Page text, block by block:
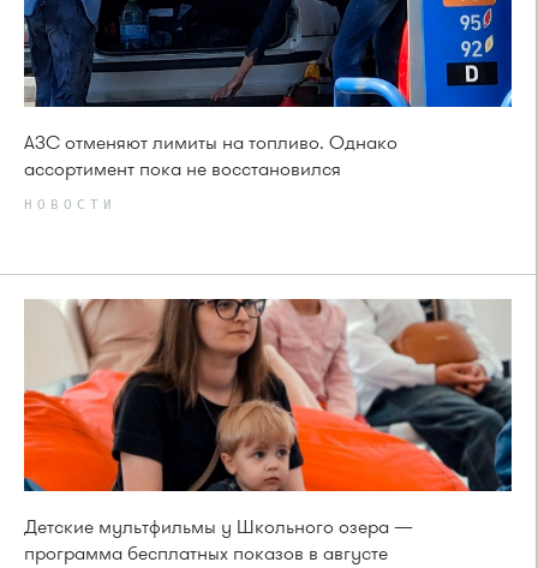
АЗС отменяют лимиты на топливо. Однако
ассортимент пока не восстановился
НОВОСТИ
Детские мультфильмы у Школьного озера —
программа бесплатных показов в августе